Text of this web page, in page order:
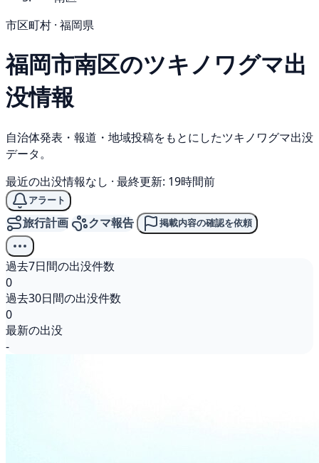
市区町村 · 福岡県
福岡市南区のツキノワグマ出
没情報
自治体発表・報道・地域投稿をもとにしたツキノワグマ出没
データ。
最近の出没情報なし · 最終更新: 19時間前
アラート
旅行計画 クマ報告 掲載内容の確認を依頼
過去7日間の出没件数
0
過去30日間の出没件数
0
最新の出没
-